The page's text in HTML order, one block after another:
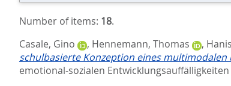
Number of items: 18.
Casale, Gino
, Hennemann, Thomas ,
schulbasierte Konzeption eines
emotional-sozialen